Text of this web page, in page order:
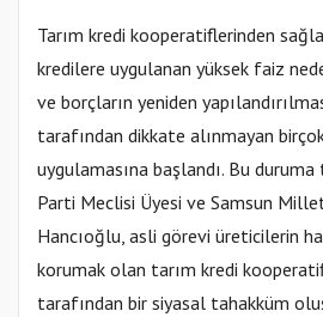
Tarım kredi kooperatiflerinden
kredilere uygulanan yüksek faiz
ve borçların yeniden
tarafından dikkate alınmayan
uygulamasına başlandı. Bu
Parti Meclisi Üyesi ve Samsun
Hancıoğlu, asli görevi üreticilerin
korumak olan tarım kredi
tarafından bir siyasal tahakküm